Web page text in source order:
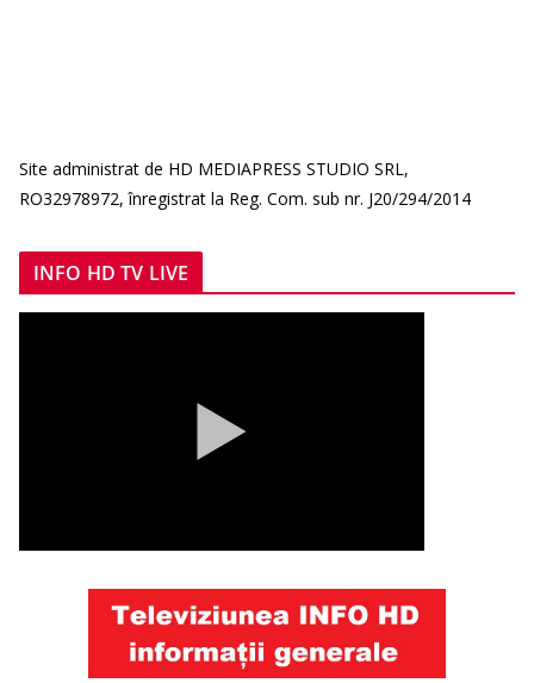
Site administrat de HD MEDIAPRESS STUDIO SRL,
RO32978972, înregistrat la Reg. Com. sub nr. J20/294/2014
INFO HD TV LIVE